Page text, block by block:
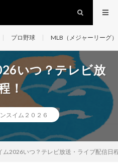
プロ野球 MLB（メジャーリーグ）
いつ？テレビ放
！
スイム２０２６
ム2026いつ？テレビ放送・ライブ配信日